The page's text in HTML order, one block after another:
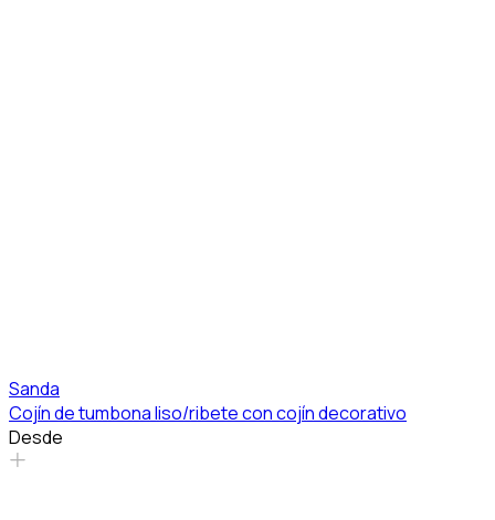
Sanda
Cojín de tumbona liso/ribete con cojín decorativo
Desde